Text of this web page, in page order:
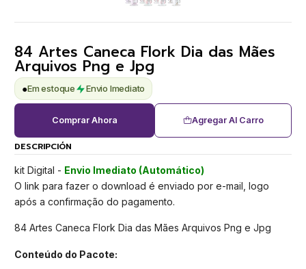
84 Artes Caneca Flork Dia das Mães
Arquivos Png e Jpg
●Em estoque Envio Imediato
Agregar Al Carro
Comprar Ahora
DESCRIPCIÓN
kit Digital - Envio Imediato (Automático)
O link para fazer o download é enviado por e-mail, logo
após a confirmação do pagamento.
84 Artes Caneca Flork Dia das Mães Arquivos Png e Jpg
Conteúdo do Pacote: